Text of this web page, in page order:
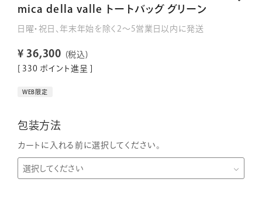
mica della valle トートバッグ グリーン
日曜・祝日、年末年始を除く2～5営業日以内に発送
¥ 36,300
税込
330 ポイント進呈 ]
WEB限定
包装方法
カートに入れる前に選択してください。